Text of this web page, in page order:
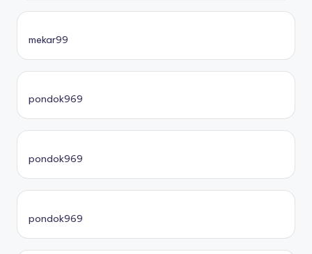
mekar99
pondok969
pondok969
pondok969